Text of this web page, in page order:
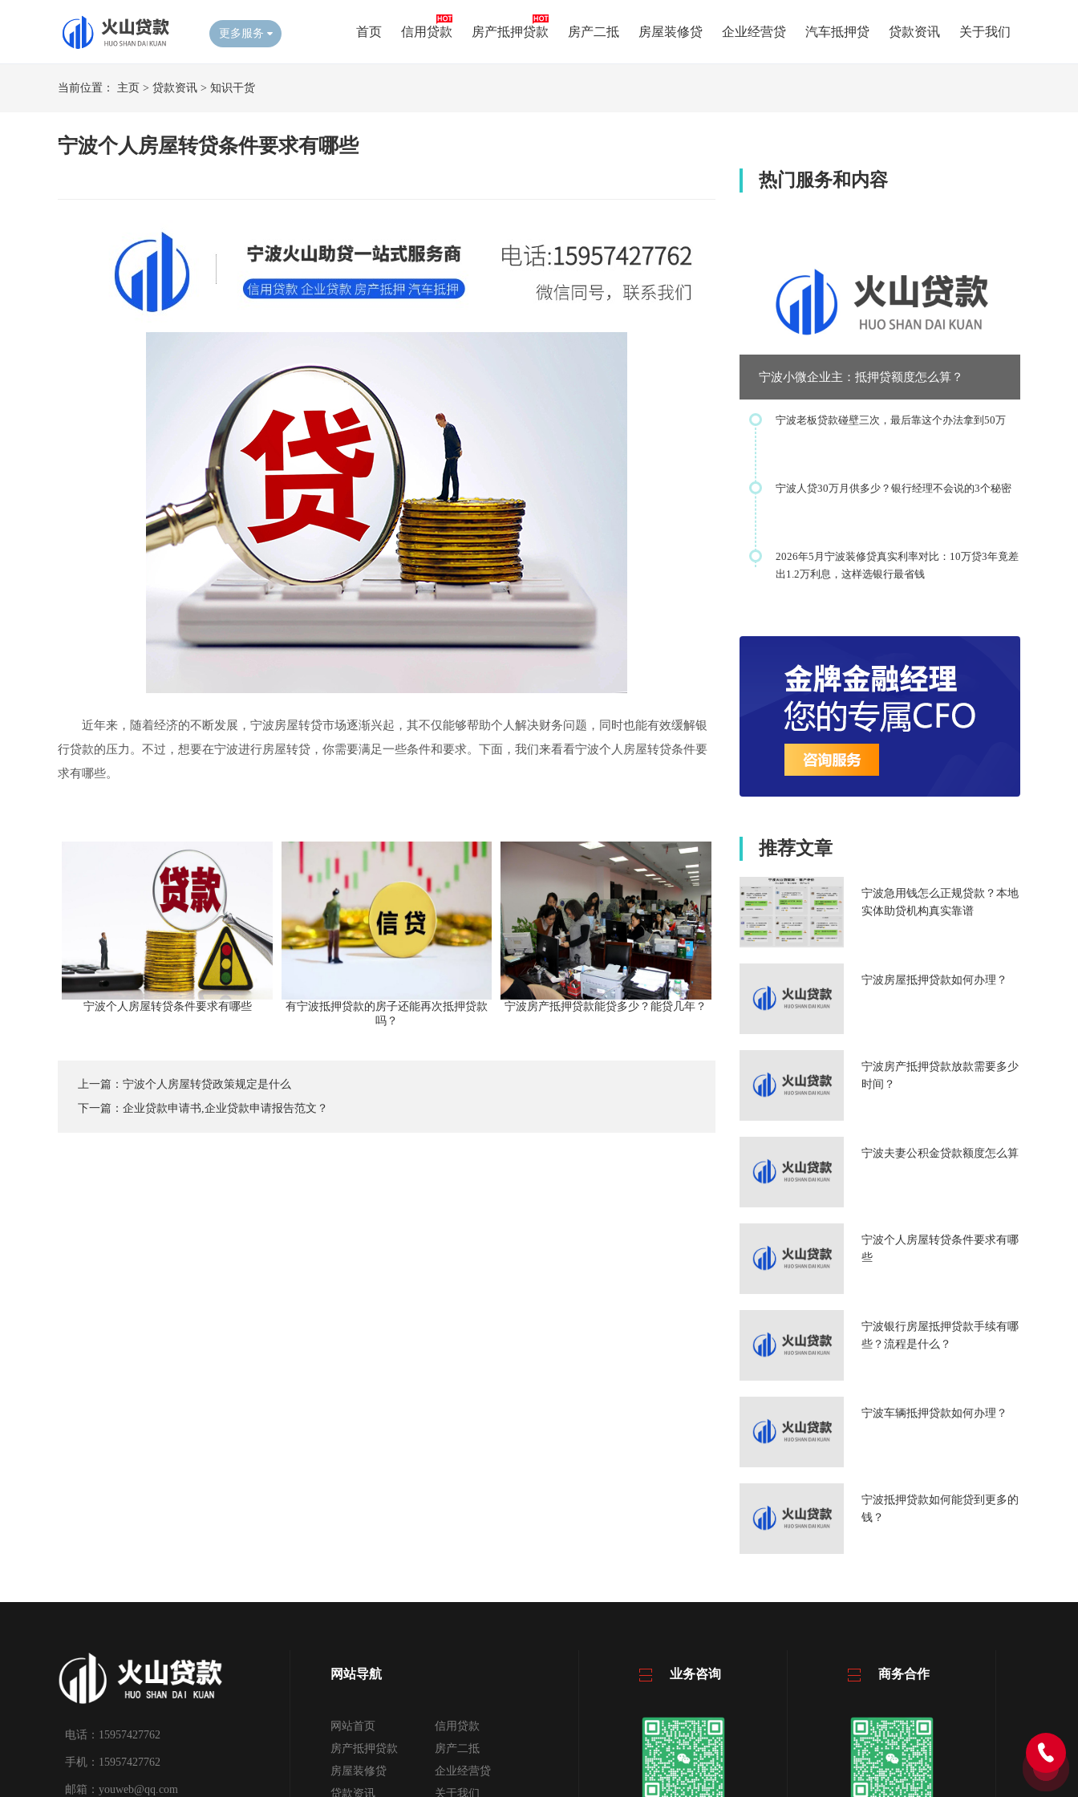
更多服务 首页 信用贷款 房产抵押贷款 房产二抵 房屋装修贷 企业经营贷 汽车抵押贷 贷款资讯 关于我们
当前位置： 主页 > 贷款资讯 > 知识干货
宁波个人房屋转贷条件要求有哪些
近年来，随着经济的不断发展，宁波房屋转贷市场逐渐兴起，其不仅能够帮助个人解决财务问题，同时也能有效缓解银
行贷款的压力。不过，想要在宁波进行房屋转贷，你需要满足一些条件和要求。下面，我们来看看宁波个人房屋转贷条件要
求有哪些。
宁波个人房屋转贷条件要求有哪些
有宁波抵押贷款的房子还能再次抵押贷款
吗？
宁波房产抵押贷款能贷多少？能贷几年？
上一篇： 宁波个人房屋转贷政策规定是什么
下一篇： 企业贷款申请书,企业贷款申请报告范文？
热门服务和内容
宁波小微企业主：抵押贷额度怎么算？
宁波老板贷款碰壁三次，最后靠这个办法拿到50万
宁波人贷30万月供多少？银行经理不会说的3个秘密
2026年5月宁波装修贷真实利率对比：10万贷3年竟差
出1.2万利息，这样选银行最省钱
推荐文章
宁波急用钱怎么正规贷款？本地
实体助贷机构真实靠谱
宁波房屋抵押贷款如何办理？
宁波房产抵押贷款放款需要多少
时间？
宁波夫妻公积金贷款额度怎么算
宁波个人房屋转贷条件要求有哪
些
宁波银行房屋抵押贷款手续有哪
些？流程是什么？
宁波车辆抵押贷款如何办理？
​宁波抵押贷款如何能贷到更多的
钱？
电话：15957427762
手机：15957427762
邮箱：youweb@qq.com
网站导航
网站首页
信用贷款
房产抵押贷款
房产二抵
房屋装修贷
企业经营贷
贷款资讯
关于我们
业务咨询 商务合作